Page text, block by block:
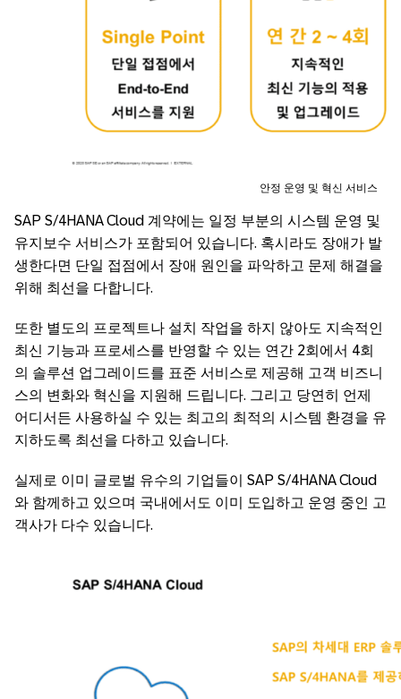
안정 운영 및 혁신 서비스
SAP S/4HANA Cloud 계약에는 일정 부분의 시스템 운영 및
유지보수 서비스가 포함되어 있습니다. 혹시라도 장애가 발
생한다면 단일 접점에서 장애 원인을 파악하고 문제 해결을
위해 최선을 다합니다.
또한 별도의 프로젝트나 설치 작업을 하지 않아도 지속적인
최신 기능과 프로세스를 반영할 수 있는 연간 2회에서 4회
의 솔루션 업그레이드를 표준 서비스로 제공해 고객 비즈니
스의 변화와 혁신을 지원해 드립니다. 그리고 당연히 언제
어디서든 사용하실 수 있는 최고의 최적의 시스템 환경을 유
지하도록 최선을 다하고 있습니다.
실제로 이미 글로벌 유수의 기업들이 SAP S/4HANA Cloud
와 함께하고 있으며 국내에서도 이미 도입하고 운영 중인 고
객사가 다수 있습니다.